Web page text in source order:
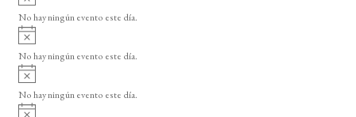
o
v
i
o
No hay ningún evento este día.
A
v
i
o
No hay ningún evento este día.
A
v
i
No hay ningún evento este día.
A